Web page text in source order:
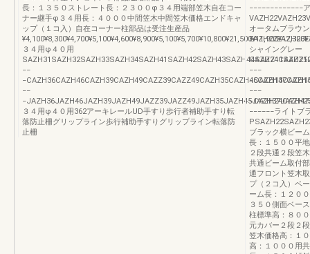
長：１３５０ストレート長：２３００φ３４用端部笠木自在コー
ナー継手φ３４用長：４０００中間笠木中間笠木価格エンドキャ
ップ（１コ入）自在コーナー柱部品は受注生産品
３４用φ４０用
−−
−−
３４用φ４０用362アーキレールUD手すり歩行者補助手すり転
落防止柵グリップライン歩行補助手すりグリップライン転落防
止柵
−−−−−−−−−−−−−
オータムブラウン
シャイングレー
−−−
−−−
−−−−−−ライトブ
ブラック横ビー
長：１５００平
２段共通２段笠
共通ビーム取付
通フロント笠木
プ（２コ入）ベ
ーム長：１２０
３５０側面ベー
柱標準高：８０
元カバー２段２
笠木価格高：１
高：１０００用